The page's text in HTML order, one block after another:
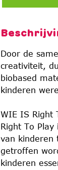
Door de
creativiteit,
biobased
kinderen
WIE IS Right
Right To
van kinderen
getroffen
kinderen